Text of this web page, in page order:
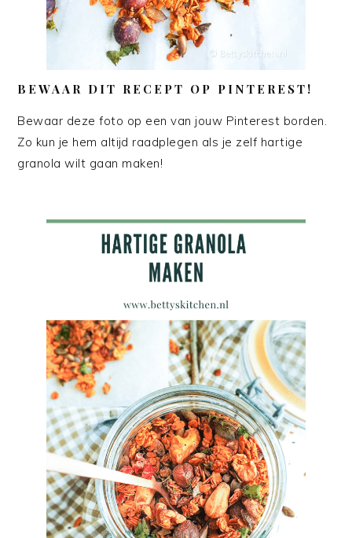
BEWAAR DIT RECEPT OP PINTEREST!
Bewaar deze foto op een van jouw Pinterest borden.
Zo kun je hem altijd raadplegen als je zelf hartige
granola wilt gaan maken!